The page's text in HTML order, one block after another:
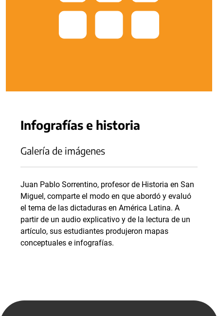
Infografías e historia
Galería de imágenes
Juan Pablo Sorrentino, profesor de Historia en San
Miguel, comparte el modo en que abordó y evaluó
el tema de las dictaduras en América Latina. A
partir de un audio explicativo y de la lectura de un
artículo, sus estudiantes produjeron mapas
conceptuales e infografías.